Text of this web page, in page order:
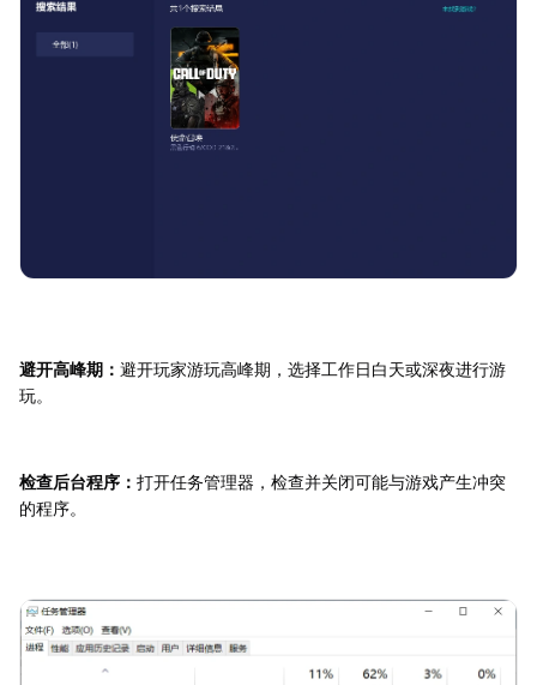
避开高峰期： 避开玩家游玩高峰期，选择工作日白天或深夜进行游
玩。
检查后台程序： 打开任务管理器，检查并关闭可能与游戏产生冲突
的程序。